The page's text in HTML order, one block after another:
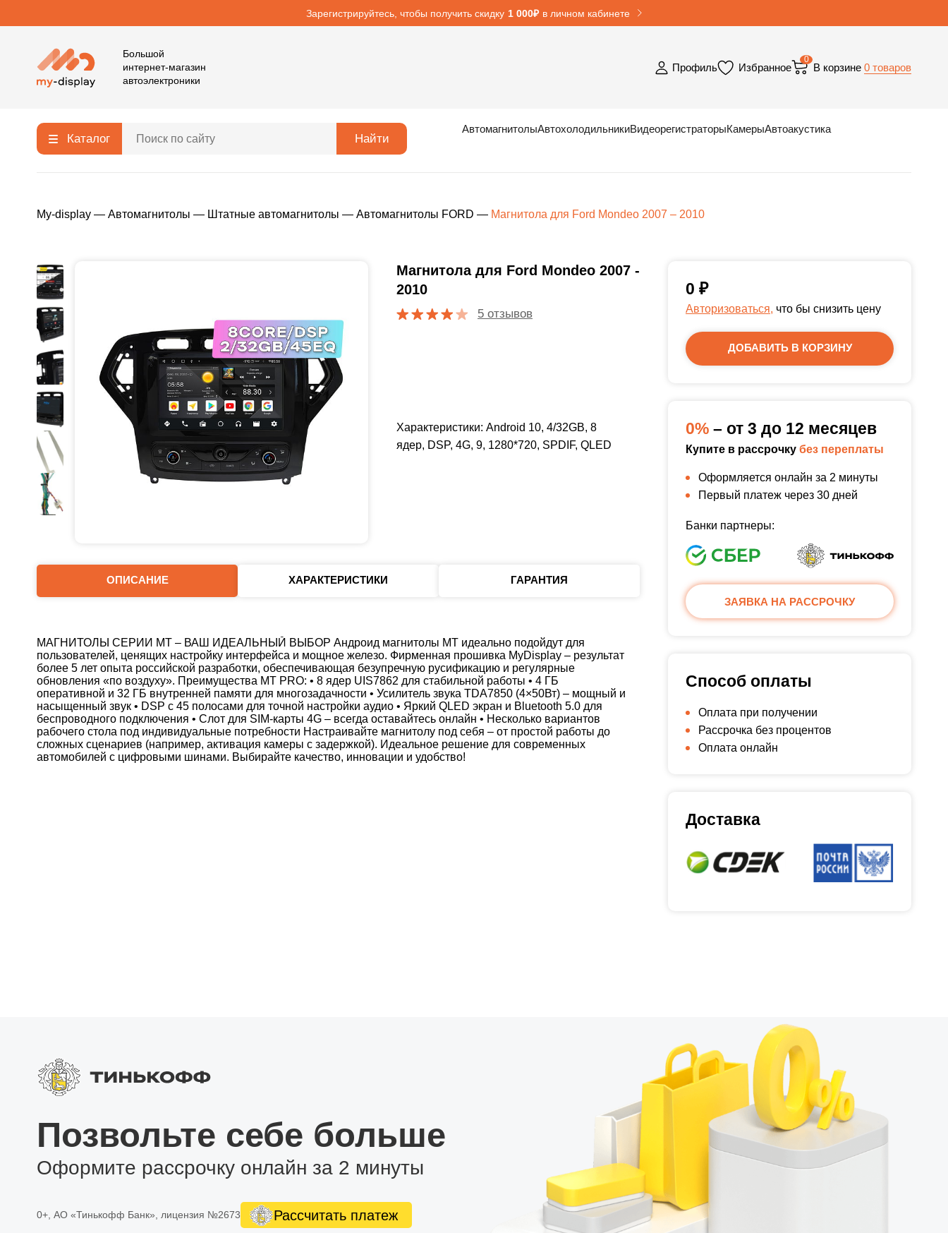
Зарегистрируйтесь, чтобы получить скидку 1 000₽ в личном кабинете
Большой
интернет-магазин
автоэлектроники
Профиль Избранное
0
В корзине 0 товаров
Каталог Найти
АвтомагнитолыАвтохолодильникиВидеорегистраторыКамерыАвтоакустика
My-display — Автомагнитолы — Штатные автомагнитолы — Автомагнитолы FORD — Магнитола для Ford Mondeo 2007 – 2010
Магнитола для Ford Mondeo 2007 -
2010
5 отзывов
Характеристики: Android 10, 4/32GB, 8
ядер, DSP, 4G, 9, 1280*720, SPDIF, QLED
ОПИСАНИЕ ХАРАКТЕРИСТИКИ ГАРАНТИЯ
МАГНИТОЛЫ СЕРИИ MT – ВАШ ИДЕАЛЬНЫЙ ВЫБОР Андроид магнитолы MT идеально подойдут для
пользователей, ценящих настройку интерфейса и мощное железо. Фирменная прошивка MyDisplay – результат
более 5 лет опыта российской разработки, обеспечивающая безупречную русификацию и регулярные
обновления «по воздуху». Преимущества MT PRO: • 8 ядер UIS7862 для стабильной работы • 4 ГБ
оперативной и 32 ГБ внутренней памяти для многозадачности • Усилитель звука TDA7850 (4×50Вт) – мощный и
насыщенный звук • DSP с 45 полосами для точной настройки аудио • Яркий QLED экран и Bluetooth 5.0 для
беспроводного подключения • Слот для SIM-карты 4G – всегда оставайтесь онлайн • Несколько вариантов
рабочего стола под индивидуальные потребности Настраивайте магнитолу под себя – от простой работы до
сложных сценариев (например, активация камеры с задержкой). Идеальное решение для современных
автомобилей с цифровыми шинами. Выбирайте качество, инновации и удобство!
0 ₽
Авторизоваться, что бы снизить цену
ДОБАВИТЬ В КОРЗИНУ
0% – от 3 до 12 месяцев
Купите в рассрочку без переплаты
Оформляется онлайн за 2 минуты
Первый платеж через 30 дней
Банки партнеры:
ЗАЯВКА НА РАССРОЧКУ
Способ оплаты
Оплата при получении
Рассрочка без процентов
Оплата онлайн
Доставка
Позвольте себе больше
Оформите рассрочку онлайн за 2 минуты
0+, АО «Тинькофф Банк», лицензия №2673 Рассчитать платеж